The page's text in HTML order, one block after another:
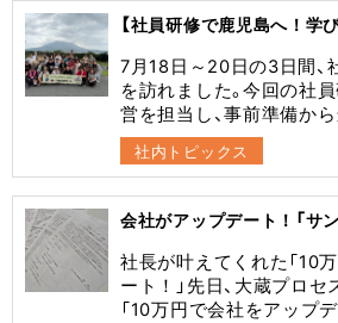
【社員研修で鹿児島へ！学
7月18日～20日の3日間、
を訪れました。今回の社
営を担当し、事前準備か
社内トピックス
会社がアップデート！「サ
社長が叶えてくれた「10
ート！」先日、大蔵プロ
「10万円で会社をアップ